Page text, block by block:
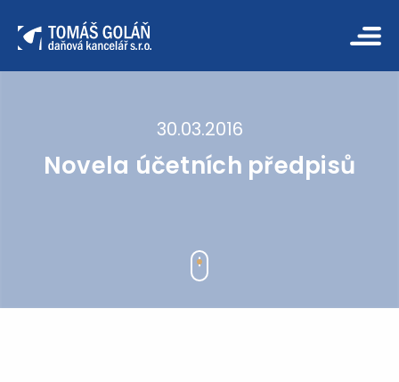
30.03.2016
Novela účetních předpisů